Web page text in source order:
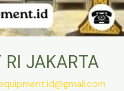
JAKARTA